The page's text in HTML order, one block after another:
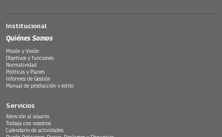
Institucional
Quiénes Somos
Misión y Visión
Objetivos y funciones
Normatividad
Políticas y Planes
Informes de Gestión
Manual de producción y estilo
Servicios
Atención al usuario
Trabaja con nosotros
Calendario de actividades